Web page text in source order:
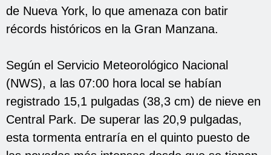
de Nueva York, lo que amenaza con batir
récords históricos en la Gran Manzana.
Según el Servicio Meteorológico Nacional
(NWS), a las 07:00 hora local se habían
registrado 15,1 pulgadas (38,3 cm) de nieve en
Central Park. De superar las 20,9 pulgadas,
esta tormenta entraría en el quinto puesto de